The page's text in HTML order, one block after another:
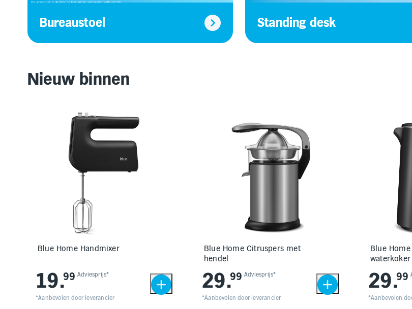
Bureaustoel Standing desk
Nieuw binnen
Blue Home Handmixer
19.99 Adviesprijs*
*Aanbevolen door leverancier
Blue Home Citruspers met
hendel
29.99 Adviesprijs*
*Aanbevolen door leverancier
Blue
waterkoker
29.99
*Aanbevolen